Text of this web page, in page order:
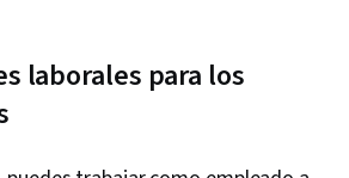
Framework, MITRE ATT&CK
Identity and Access Management,
laborales para los